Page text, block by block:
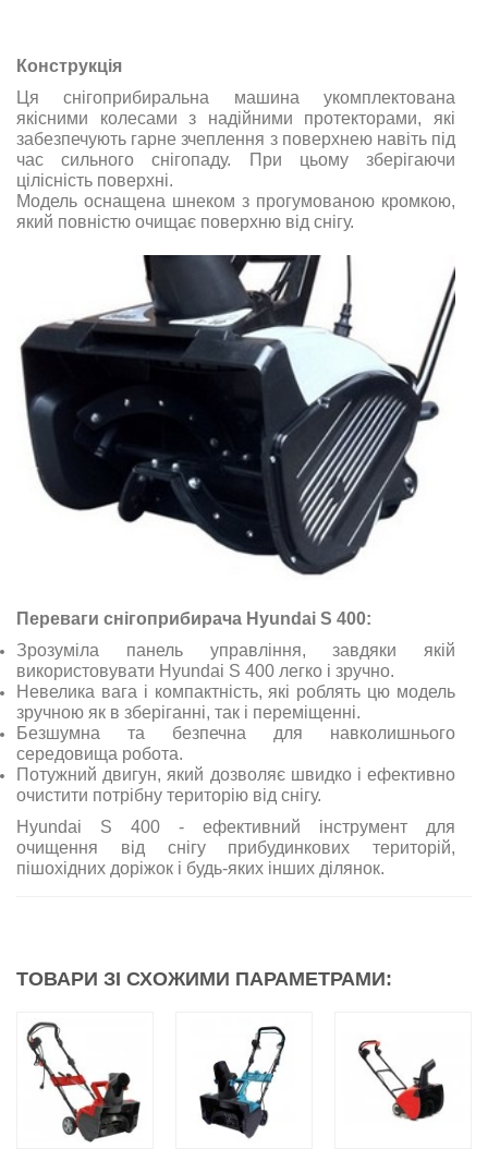
Конструкція
Ця снігоприбиральна машина укомплектована
якісними колесами з надійними протекторами, які
забезпечують гарне зчеплення з поверхнею навіть під
час сильного снігопаду. При цьому зберігаючи
цілісність поверхні.
Модель оснащена шнеком з прогумованою кромкою,
який повністю очищає поверхню від снігу.
Переваги снігоприбирача Hyundai S 400:
Зрозуміла панель управління, завдяки якій
використовувати Hyundai S 400 легко і зручно.
Невелика вага і компактність, які роблять цю модель
зручною як в зберіганні, так і переміщенні.
Безшумна та безпечна для навколишнього
середовища робота.
Потужний двигун, який дозволяє швидко і ефективно
очистити потрібну територію від снігу.
Hyundai S 400 - ефективний інструмент для
очищення від снігу прибудинкових територій,
пішохідних доріжок і будь-яких інших ділянок.
ТОВАРИ ЗІ СХОЖИМИ ПАРАМЕТРАМИ: